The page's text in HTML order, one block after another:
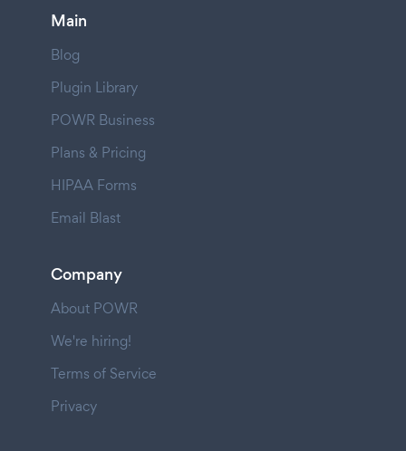
Main
Blog
Plugin Library
POWR Business
Plans & Pricing
HIPAA Forms
Email Blast
Company
About POWR
We're hiring!
Terms of Service
Privacy